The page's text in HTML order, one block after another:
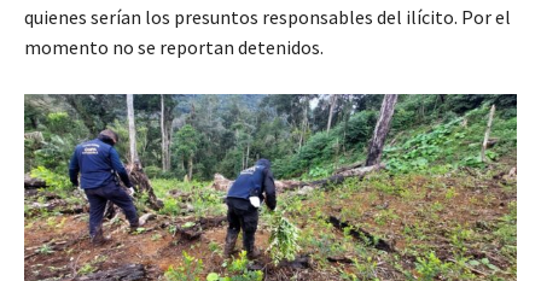
quienes serían los presuntos responsables del ilícito. Por el
momento no se reportan detenidos.